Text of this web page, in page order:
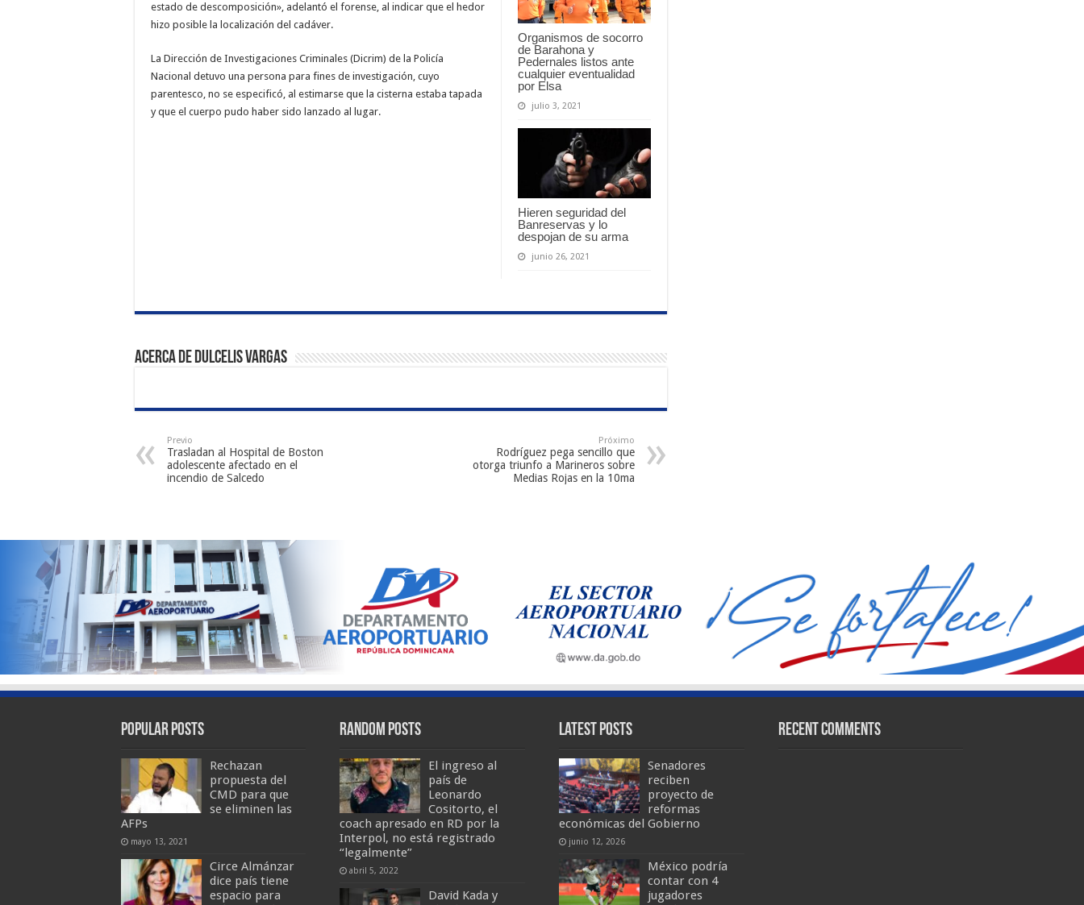
Organismos de socorro
de Barahona y
Pedernales listos ante
cualquier eventualidad
por Elsa
julio 3, 2021
Hieren seguridad del
Banreservas y lo
despojan de su arma
junio 26, 2021
estado de descomposición», adelantó el forense, al indicar que el hedor
hizo posible la localización del cadáver.
La Dirección de Investigaciones Criminales (Dicrim) de la Policía
Nacional detuvo una persona para fines de investigación, cuyo
parentesco, no se especificó, al estimarse que la cisterna estaba tapada
y que el cuerpo pudo haber sido lanzado al lugar.
Acerca de Dulcelis Vargas
Previo
Trasladan al Hospital de Boston
adolescente afectado en el
incendio de Salcedo
Próximo
Rodríguez pega sencillo que
otorga triunfo a Marineros sobre
Medias Rojas en la 10ma
Popular Posts
Rechazan
propuesta del
CMD para que
se eliminen las
AFPs
mayo 13, 2021
Circe Almánzar
dice país tiene
espacio para
Random Posts
El ingreso al
país de
Leonardo
Cositorto, el
coach apresado en RD por la
Interpol, no está registrado
“legalmente”
abril 5, 2022
David Kada y
Latest Posts
Senadores
reciben
proyecto de
reformas
económicas del Gobierno
junio 12, 2026
México podría
contar con 4
jugadores
Recent Comments